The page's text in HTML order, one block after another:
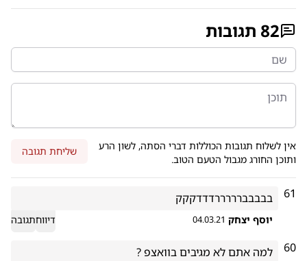
82 תגובות
אין לשלוח תגובות הכוללות דברי הסתה, לשון הרע
ותוכן החורג מגבול הטעם הטוב.
שליחת תגובה
61 בבבבברררררדדדקקק
יוסף יצחק 04.03.21 דיווחתגובה
60 למה אתם לא מגיבים בוואצפ ?